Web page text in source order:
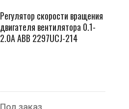
Регулятор скорости вращения
двигателя вентилятора 0.1-
2.0А ABB 2297UCJ-214
Под заказ